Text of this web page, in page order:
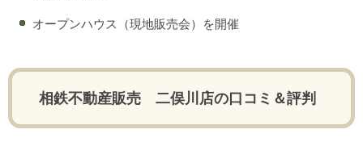
オープンハウス（現地販売会）を開催
相鉄不動産販売 二俣川店の口コミ＆評判